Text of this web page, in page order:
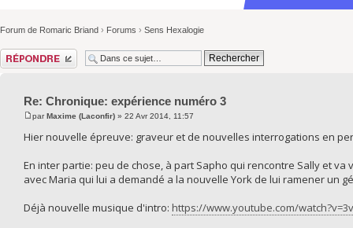
Forum de Romaric Briand › Forums › Sens Hexalogie
Répondre
Re: Chronique: expérience numéro 3
parMaxime (Laconfir) » 22 Avr 2014, 11:57
Hier nouvelle épreuve: graveur et de nouvelles interrogations en
En inter partie: peu de chose, à part Sapho qui rencontre Sally et
avec Maria qui lui a demandé a la nouvelle York de lui ramener un
Déjà nouvelle musique d'intro: https://www.youtube.com/